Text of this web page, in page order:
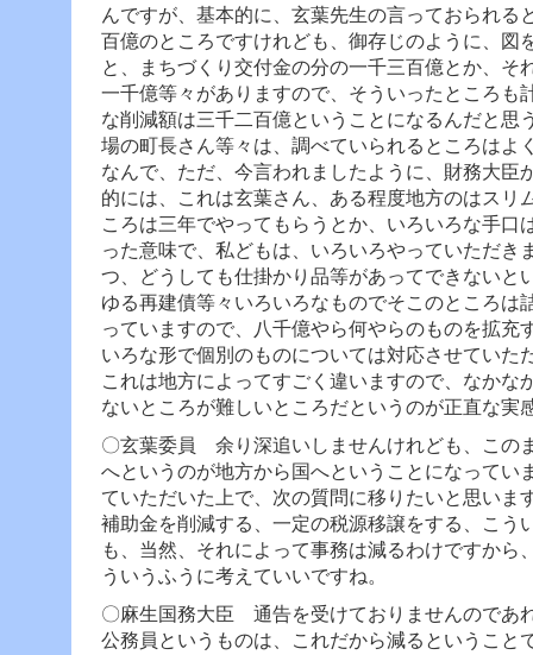
んですが、基本的に、玄葉先生の言っておられる
百億のところですけれども、御存じのように、図
と、まちづくり交付金の分の一千三百億とか、そ
一千億等々がありますので、そういったところも
な削減額は三千二百億ということになるんだと思
場の町長さん等々は、調べていられるところはよ
なんで、ただ、今言われましたように、財務大臣
的には、これは玄葉さん、ある程度地方のはスリ
ころは三年でやってもらうとか、いろいろな手口
った意味で、私どもは、いろいろやっていただき
つ、どうしても仕掛かり品等があってできないと
ゆる再建債等々いろいろなものでそこのところは
っていますので、八千億やら何やらのものを拡充
いろな形で個別のものについては対応させていた
これは地方によってすごく違いますので、なかな
ないところが難しいところだというのが正直な実
〇玄葉委員 余り深追いしませんけれども、この
へというのが地方から国へということになってい
ていただいた上で、次の質問に移りたいと思いま
補助金を削減する、一定の税源移譲をする、こう
も、当然、それによって事務は減るわけですから
ういうふうに考えていいですね。
〇麻生国務大臣 通告を受けておりませんのであ
公務員というものは、これだから減るということ